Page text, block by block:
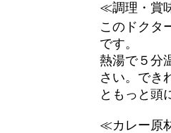
≪調理・賞
このドクタ
です。
熱湯で５分
さい。でき
ともっと頭
≪カレー原